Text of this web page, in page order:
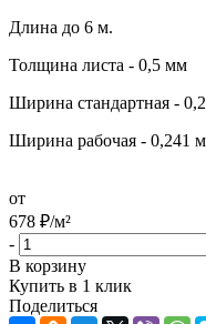
Длина до 6 м.
Толщина листа - 0,5 мм
Ширина стандартная -
Ширина рабочая - 0,241 м
от
678 ₽/м²
-
В корзину
Купить в 1 клик
Поделиться